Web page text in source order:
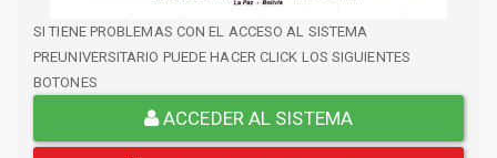
SI TIENE PROBLEMAS CON EL ACCESO AL SISTEMA
PREUNIVERSITARIO PUEDE HACER CLICK LOS SIGUIENTES
BOTONES
ACCEDER AL SISTEMA